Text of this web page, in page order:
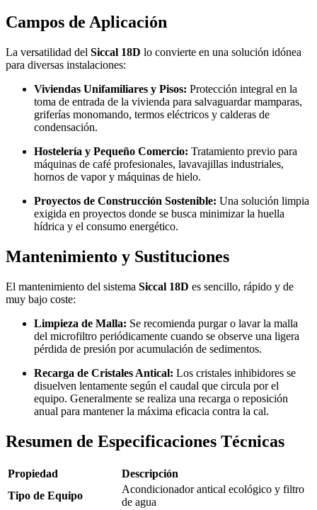
Campos de Aplicación
La versatilidad del Siccal 18D lo convierte en una solución idónea
para diversas instalaciones:
Viviendas Unifamiliares y Pisos: Protección integral en la
toma de entrada de la vivienda para salvaguardar mamparas,
griferías monomando, termos eléctricos y calderas de
condensación.
Hostelería y Pequeño Comercio: Tratamiento previo para
máquinas de café profesionales, lavavajillas industriales,
hornos de vapor y máquinas de hielo.
Proyectos de Construcción Sostenible: Una solución limpia
exigida en proyectos donde se busca minimizar la huella
hídrica y el consumo energético.
Mantenimiento y Sustituciones
El mantenimiento del sistema Siccal 18D es sencillo, rápido y de
muy bajo coste:
Limpieza de Malla: Se recomienda purgar o lavar la malla
del microfiltro periódicamente cuando se observe una ligera
pérdida de presión por acumulación de sedimentos.
Recarga de Cristales Antical: Los cristales inhibidores se
disuelven lentamente según el caudal que circula por el
equipo. Generalmente se realiza una recarga o reposición
anual para mantener la máxima eficacia contra la cal.
Resumen de Especificaciones Técnicas
Propiedad
Descripción
Tipo de Equipo
Acondicionador antical ecológico y filtro
de agua